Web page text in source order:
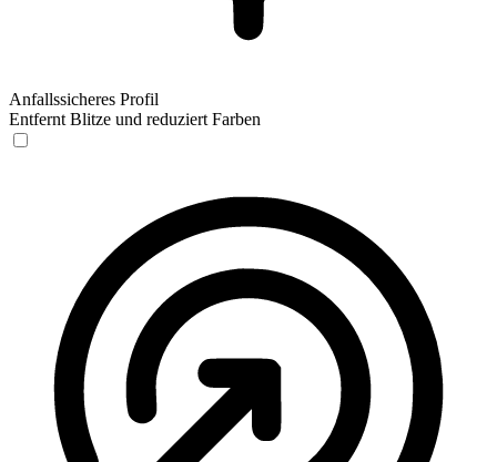
Anfallssicheres Profil
Entfernt Blitze und reduziert Farben